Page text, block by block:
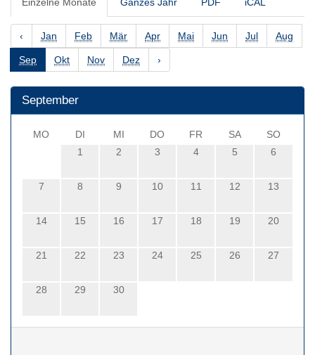
‹ Jan Feb Mär Apr Mai Jun Jul Aug
Sep Okt Nov Dez ›
September
MO DI MI DO FR SA
SO
1
2 3 4 5 6
7 8 9 10 11 12 13
14 15 16 17 18 19 20
21 22 23 24 25 26 27
28 29 30